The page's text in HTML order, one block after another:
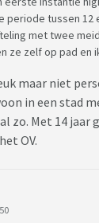
periode tussen 12
met twee
ze zelf op pad en
maar niet
in een stad
zo. Met 14 jaar
OV.